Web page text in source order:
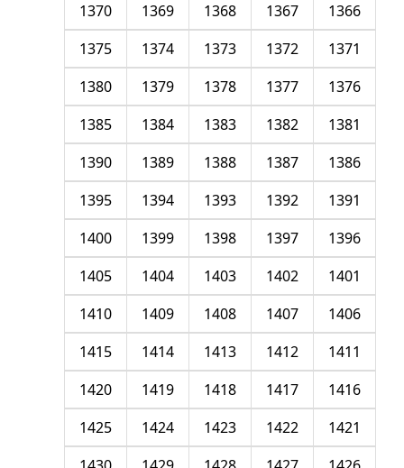
1366
1367
1368
1369
1370
1371
1372
1373
1374
1375
1376
1377
1378
1379
1380
1381
1382
1383
1384
1385
1386
1387
1388
1389
1390
1391
1392
1393
1394
1395
1396
1397
1398
1399
1400
1401
1402
1403
1404
1405
1406
1407
1408
1409
1410
1411
1412
1413
1414
1415
1416
1417
1418
1419
1420
1421
1422
1423
1424
1425